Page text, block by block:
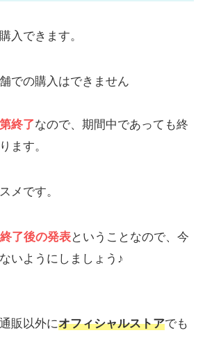
入できます。
での購入はできません
終了なので、期間中であっても終
ます。
メです。
了後の発表ということなので、今
いようにしましょう♪
販以外にオフィシャルストアでも